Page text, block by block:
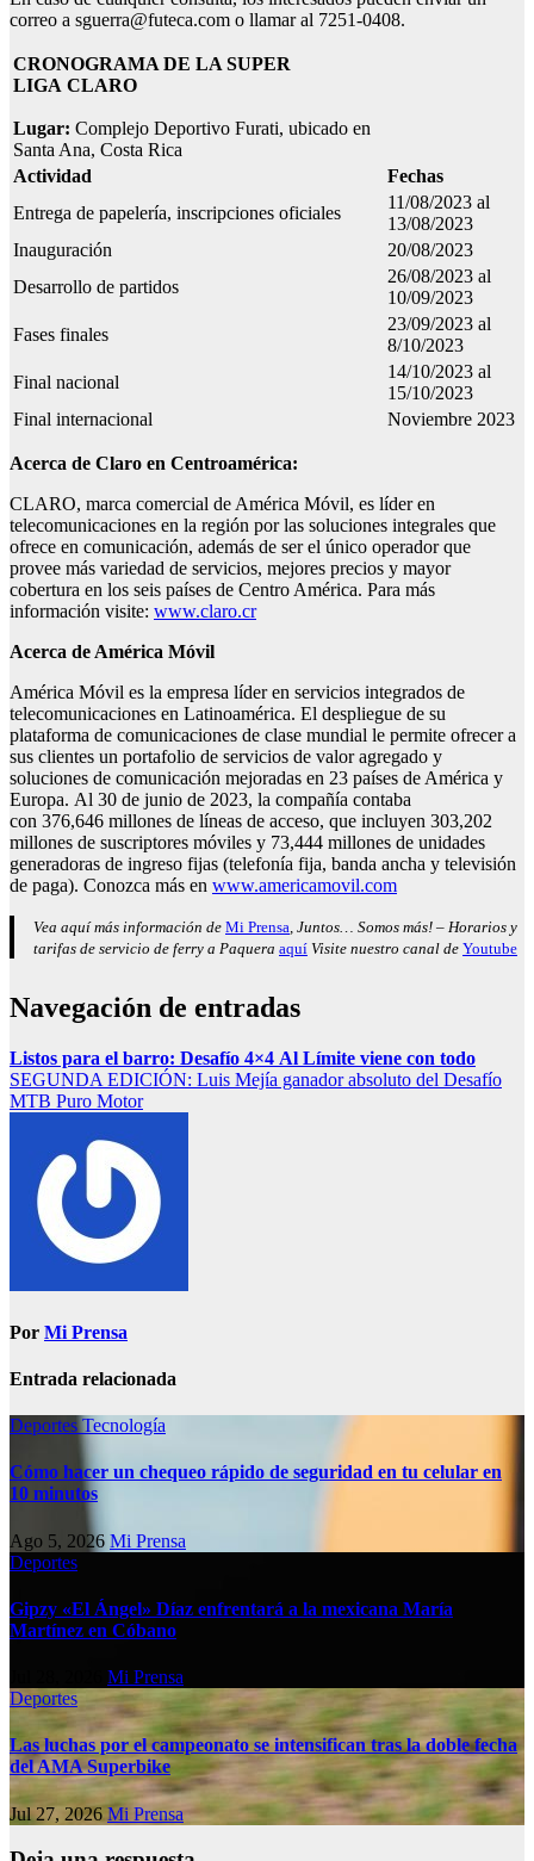
correo a sguerra@futeca.com o llamar al 7251-0408.
CRONOGRAMA DE LA SUPER
LIGA CLARO
Lugar: Complejo Deportivo Furati, ubicado en
Santa Ana, Costa Rica
Actividad
Fechas
Entrega de papelería, inscripciones oficiales
11/08/2023 al
13/08/2023
Inauguración
20/08/2023
Desarrollo de partidos
26/08/2023 al
10/09/2023
Fases finales
23/09/2023 al
8/10/2023
Final nacional
14/10/2023 al
15/10/2023
Final internacional
Noviembre 2023
Acerca de Claro en Centroamérica:
CLARO, marca comercial de América Móvil, es líder en
telecomunicaciones en la región por las soluciones integrales que
ofrece en comunicación, además de ser el único operador que
provee más variedad de servicios, mejores precios y mayor
cobertura en los seis países de Centro América. Para más
información visite: www.claro.cr
Acerca de América Móvil
América Móvil es la empresa líder en servicios integrados de
telecomunicaciones en Latinoamérica. El despliegue de su
plataforma de comunicaciones de clase mundial le permite ofrecer a
sus clientes un portafolio de servicios de valor agregado y
soluciones de comunicación mejoradas en 23 países de América y
Europa. Al 30 de junio de 2023, la compañía contaba
con 376,646 millones de líneas de acceso, que incluyen 303,202
millones de suscriptores móviles y 73,444 millones de unidades
generadoras de ingreso fijas (telefonía fija, banda ancha y televisión
de paga). Conozca más en www.americamovil.com
Vea aquí más información de Mi Prensa, Juntos… Somos más! – Horarios y
tarifas de servicio de ferry a Paquera aquí Visite nuestro canal de Youtube
Navegación de entradas
Listos para el barro: Desafío 4×4 Al Límite viene con todo
SEGUNDA EDICIÓN: Luis Mejía ganador absoluto del Desafío
MTB Puro Motor
Por Mi Prensa
Entrada relacionada
Deportes Tecnología
Cómo hacer un chequeo rápido de seguridad en tu celular en
10 minutos
Ago 5, 2026 Mi Prensa
Deportes
Gipzy «El Ángel» Díaz enfrentará a la mexicana María
Martínez en Cóbano
Mi Prensa
Deportes
Las luchas por el campeonato se intensifican tras la doble fecha
del AMA Superbike
Jul 27, 2026Mi Prensa